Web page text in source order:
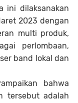
ini dilaksanakan
2023 dengan
multi produk,
perlombaan,
band lokal dan
bahwa
tersebut adalah